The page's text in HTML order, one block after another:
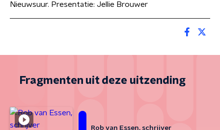
Nieuwsuur. Presentatie: Jellie Brouwer
Fragmenten uit deze uitzending
Rob van Essen, schrijver